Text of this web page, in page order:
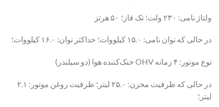
ولتاژ نامی: ۲۳۰ ولت؛ تک فاز؛ ۵۰ هرتز
در حالی که توان نامی: ۱۵.۰ کیلووات؛ حداکثر توان: ۱۶.۰ کیلووات؛
نوع موتور: ۴ زمانه OHV خنک‌کننده هوا (دو سیلندر)
در حالی که ظرفیت مخزن: ۲۵.۰ لیتر؛ ظرفیت روغن موتور: ۲.۱
لیتر؛